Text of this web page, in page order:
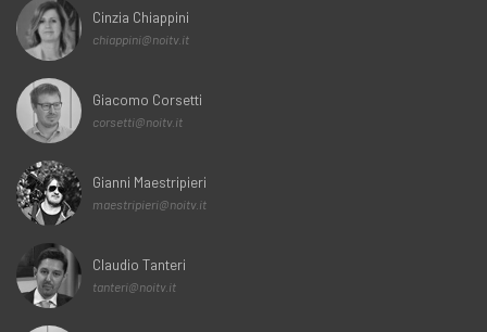
Cinzia Chiappini
chiappini@noitv.it
Giacomo Corsetti
corsetti@noitv.it
Gianni Maestripieri
maestripieri@noitv.it
Claudio Tanteri
tanteri@noitv.it